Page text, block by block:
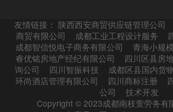
友情链接： 陕西西安商贸供应链管理公司
商贸有限公司
成都工业工程设计服务
成都智信悦电子商务有限公司
青海小规
睿优铭房地产经纪有限公司
四川区县房
询公司
四川智振科技 成都区县国内货
环尚酒店管理有限公司
四川商标注册
公司
技术开发
Copyright © 2023成都南枝萱劳务有